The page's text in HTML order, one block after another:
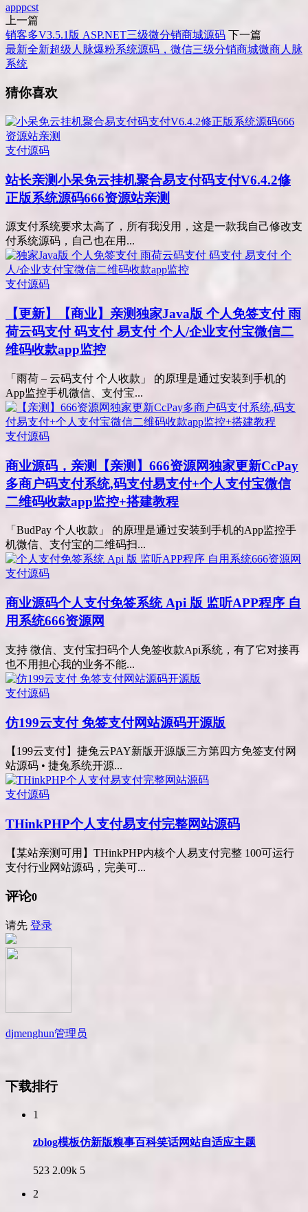
apppcst
上一篇
销客多V3.5.1版 ASP.NET三级微分销商城源码 下一篇
最新全新超级人脉爆粉系统源码，微信三级分销商城微商人脉
系统
猜你喜欢
支付源码
站长亲测小呆免云挂机聚合易支付码支付V6.4.2修
正版系统源码666资源站亲测
源支付系统要求太高了，所有我没用，这是一款我自己修改支
付系统源码，自己也在用...
支付源码
【更新】【商业】亲测独家Java版 个人免签支付 雨
荷云码支付 码支付 易支付 个人/企业支付宝微信二
维码收款app监控
「雨荷 – 云码支付 个人收款」 的原理是通过安装到手机的
App监控手机微信、支付宝...
支付源码
商业源码，亲测
【亲测】666资源网独家更新CcPay
多商户码支付系统,码支付易支付+个人支付宝微信
二维码收款app监控+搭建教程
「BudPay 个人收款」 的原理是通过安装到手机的App监控手
机微信、支付宝的二维码扫...
支付源码
商业源码个人支付免签系统 Api 版 监听APP程序 自
用系统666资源网
支持 微信、支付宝扫码个人免签收款Api系统，有了它对接再
也不用担心我的业务不能...
支付源码
仿199云支付 免签支付网站源码开源版
【199云支付】捷兔云PAY新版开源版三方第四方免签支付网
站源码 • 捷兔系统开源...
支付源码
THinkPHP个人支付易支付完整网站源码
【某站亲测可用】THinkPHP内核个人易支付完整 100可运行
支付行业网站源码，完美可...
评论0
请先 登录
djmenghun管理员
下载排行
1
zblog模板仿新版糗事百科笑话网站自适应主题
523 2.09k 5
2